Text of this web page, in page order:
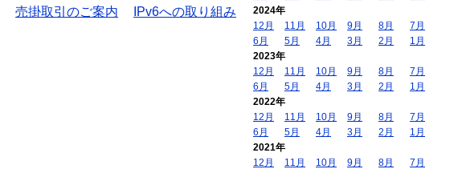
売掛取引のご案内
IPv6への取り組み
2024年
12月
11月 10月 9月 8月
7月
6月
5月 4月 3月 2月
1月
2023年
12月
11月 10月 9月 8月
7月
6月
5月 4月 3月 2月
1月
2022年
12月
11月 10月 9月 8月
7月
6月
5月 4月 3月 2月
1月
2021年
12月
11月 10月 9月 8月
7月